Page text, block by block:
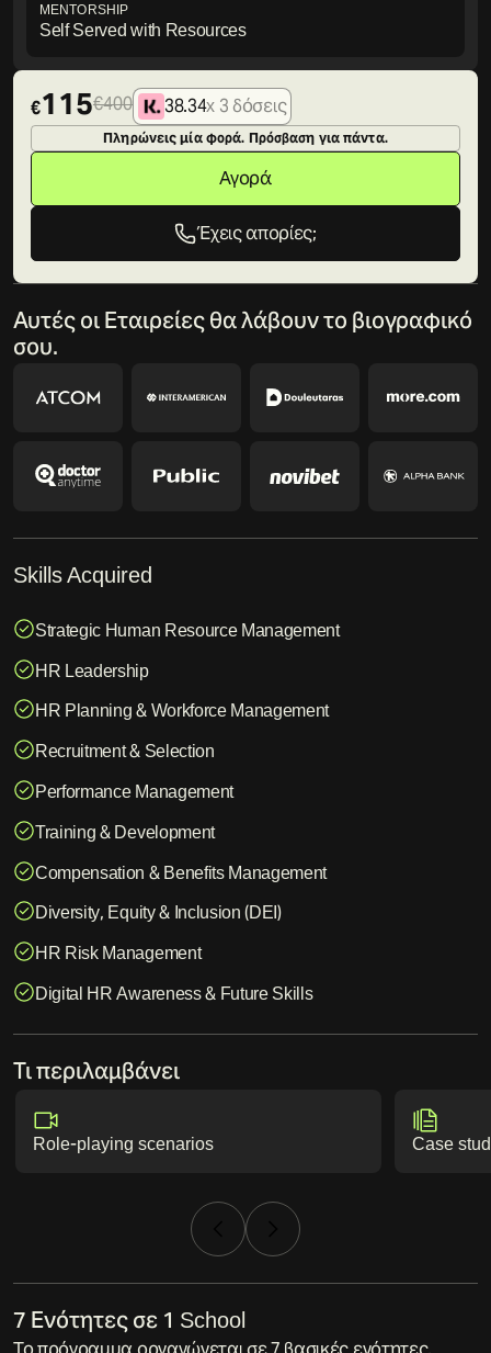
MENTORSHIP
Self Served with Resources
115 400 38.34x 3 δόσεις
Πληρώνεις μία φορά. Πρόσβαση για πάντα.
Αγορά
Έχεις απορίες;
Αυτές οι Εταιρείες θα λάβουν το βιογραφικό
σου.
Skills Acquired
Strategic Human Resource Management
HR Leadership
HR Planning & Workforce Management
Recruitment & Selection
Performance Management
Training & Development
Compensation & Benefits Management
Diversity, Equity & Inclusion (DEI)
HR Risk Management
Digital HR Awareness & Future Skills
Τι περιλαμβάνει
Role-playing scenarios Case
7 Ενότητες σε 1 School